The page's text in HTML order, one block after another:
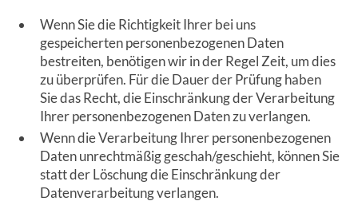
Wenn Sie die Richtigkeit Ihrer bei uns
gespeicherten personenbezogenen Daten
bestreiten, benötigen wir in der Regel Zeit, um dies
zu überprüfen. Für die Dauer der Prüfung haben
Sie das Recht, die Einschränkung der Verarbeitung
Ihrer personenbezogenen Daten zu verlangen.
Wenn die Verarbeitung Ihrer personenbezogenen
Daten unrechtmäßig geschah/geschieht, können Sie
statt der Löschung die Einschränkung der
Datenverarbeitung verlangen.